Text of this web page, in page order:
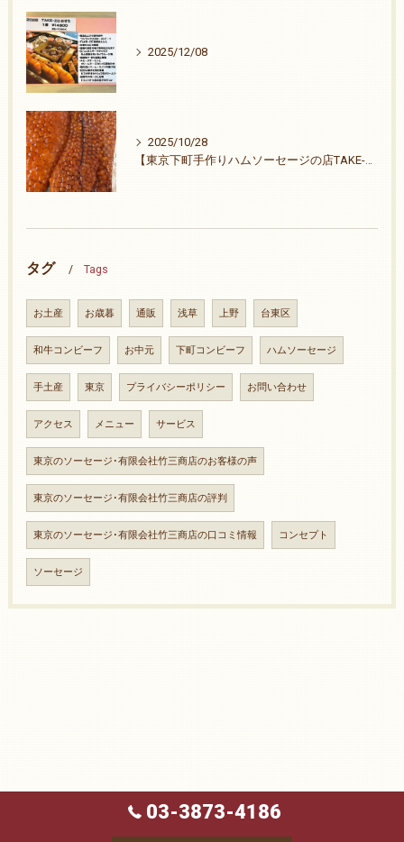
2025/12/08
2025/10/28
【東京下町手作りハムソーセージの店TAKE-ZO】ご無沙汰致しました。26周年ありがとうございます。
タグ Tags
お土産 お歳暮 通販 浅草 上野 台東区
和牛コンビーフ お中元 下町コンビーフ ハムソーセージ
手土産 東京 プライバシーポリシー お問い合わせ
アクセス メニュー サービス
東京のソーセージ･有限会社竹三商店のお客様の声
東京のソーセージ･有限会社竹三商店の評判
東京のソーセージ･有限会社竹三商店の口コミ情報 コンセプト
ソーセージ
03-3873-4186